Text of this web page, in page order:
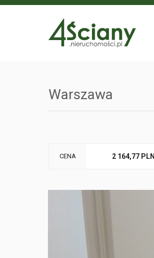
Warszawa
CENA 2 164,77 PLN